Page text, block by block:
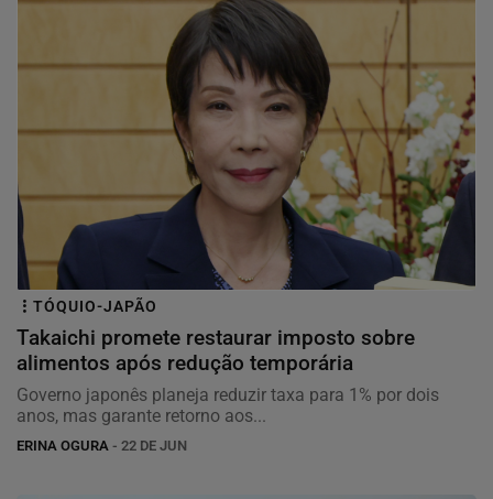
TÓQUIO-JAPÃO
Takaichi promete restaurar imposto sobre
alimentos após redução temporária
Governo japonês planeja reduzir taxa para 1% por dois
anos, mas garante retorno aos...
ERINA OGURA - 22 DE JUN